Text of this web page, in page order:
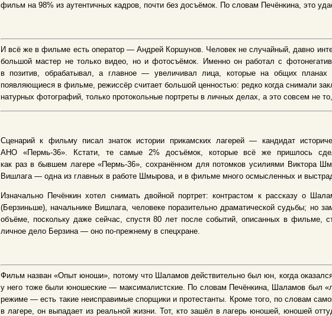
фильм на 98% из аутентичных кадров, почти без досъёмок. По словам Печёнкина, это
И всё же в фильме есть оператор — Андрей Коршунов. Человек не случайный, давно
большой мастер не только видео, но и фотосъёмок. Именно он работал с
в позитив, обрабатывал, а главное — увеличивал лица, которые на общих планах
появляющиеся в фильме, режиссёр считает большой ценностью: редко когда снимали
натурных фотографий, только протокольные портреты в личных делах, а это совсем не
Сценарий к фильму писал знаток истории прикамских лагерей — кандидат
АНО «Пермь-36». Кстати, те самые 2% досъёмок, которые всё же пришлось
как раз в бывшем лагере «Пермь-36», сохранённом для потомков усилиями Виктора
Вишлага — одна из главных в работе Шмырова, и в фильме много осмысленных и
Изначально Печёнкин хотел снимать двойной портрет: контрастом к рассказу о
(Берзиньше), начальнике Вишлага, человеке поразительно драматической судьбы; но
объёме, поскольку даже сейчас, спустя 80 лет после событий, описанных в фильме,
личное дело Берзина — оно по-прежнему в спецхране.
Фильм назван «Опыт юноши», потому что Шаламов действительно был юн, когда
у него тоже были юношеские — максималистские. По словам Печёнкина, Шаламов был
режиме — есть такие неисправимые спорщики и протестанты. Кроме того, по словам
в лагере, он выпадает из реальной жизни. Тот, кто зашёл в лагерь юношей, юношей